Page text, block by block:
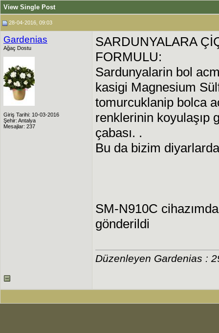
View Single Post
28-04-2016, 09:03
Gardenias
Ağaç Dostu
Giriş Tarihi: 10-03-2016
Şehir: Antalya
Mesajlar: 237
SARDUNYALARA
FORMULU:
Sardunyalarin bol
kasigi Magnesium
tomurcuklanip bolca
renklerinin koyulaşıp
çabası. .
Bu da bizim
SM-N910C
gönderildi
Düzenleyen Gardenias :